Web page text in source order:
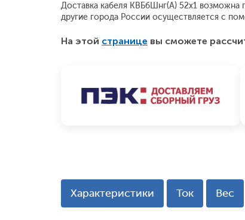
Доставка кабеля КВБбШнг(А) 52х1 возможна
другие города России осуществляется с
На этой странице вы сможете
Характеристики Ток Вес